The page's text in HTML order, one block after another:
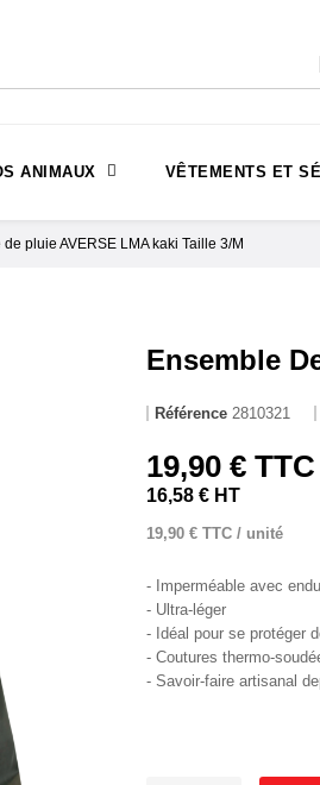
ANIMAUX VÊTEMENTS ET
de pluie AVERSE LMA kaki Taille 3/M
Ensemble
Référence 2810321
19,90 € TTC
16,58 € HT
19,90 € TTC / unité
- Imperméable avec
- Ultra-léger
- Idéal pour se protéger
- Coutures thermo-
- Savoir-faire artisanal